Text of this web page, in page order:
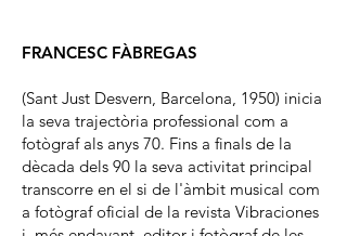
FRANCESC FÀBREGAS
(Sant Just Desvern, Barcelona, 1950) inicia
la seva trajectòria professional com a
fotògraf als anys 70. Fins a finals de la
dècada dels 90 la seva activitat principal
transcorre en el si de l'àmbit musical com
a fotògraf oficial de la revista Vibraciones